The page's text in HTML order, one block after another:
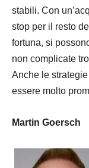
stabili. Con
stop per il resto
fortuna, si
non complicate
Anche le strategie
essere molto
Martin Goersch